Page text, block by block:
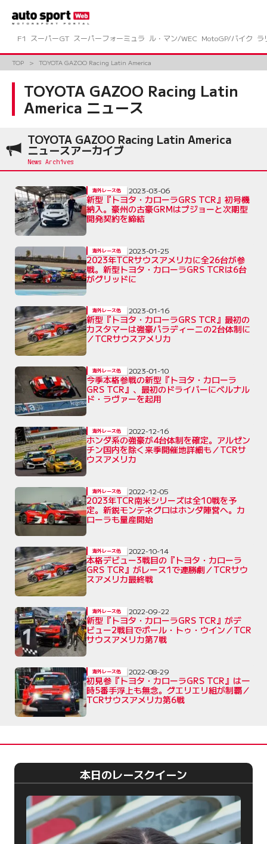
ツ
ス
F1 スーパーGT スーパーフォーミュラ ル・マン/WEC MotoGP/バイク ラ
TOP TOYOTA GAZOO Racing Latin America
TOYOTA GAZOO Racing Latin
America ニュース
TOYOTA GAZOO Racing Latin America
ニュースアーカイブ
新型『トヨタ・カローラGRS TCR』初号機
納入。豪州の古豪GRMはプジョーと次期型
開発契約を締結
海外レース他 2023-03-06
2023年TCRサウスアメリカに全26台が参
戦。新型トヨタ・カローラGRS TCRは6台
がグリッドに
海外レース他 2023-01-25
新型『トヨタ・カローラGRS TCR』最初の
カスタマーは強豪パラディーニの2台体制に
／TCRサウスアメリカ
海外レース他 2023-01-16
今季本格参戦の新型『トヨタ・カローラ
GRS TCR』、最初のドライバーにベルナル
ド・ラヴァーを起用
海外レース他 2023-01-10
ホンダ系の強豪が4台体制を確定。アルゼン
チン国内を除く来季開催地詳細も／TCRサ
ウスアメリカ
海外レース他 2022-12-16
2023年TCR南米シリーズは全10戦を予
定。新鋭モンテネグロはホンダ陣営へ。カ
ローラも量産開始
海外レース他 2022-12-05
本格デビュー3戦目の『トヨタ・カローラ
GRS TCR』がレース1で連勝劇／TCRサウ
スアメリカ最終戦
海外レース他 2022-10-14
新型『トヨタ・カローラGRS TCR』がデ
ビュー2戦目でポール・トゥ・ウイン／TCR
サウスアメリカ第7戦
海外レース他 2022-09-22
初見参『トヨタ・カローラGRS TCR』は一
時5番手浮上も無念。グエリエリ組が制覇／
TCRサウスアメリカ第6戦
海外レース他 2022-08-29
本日のレースクイーン